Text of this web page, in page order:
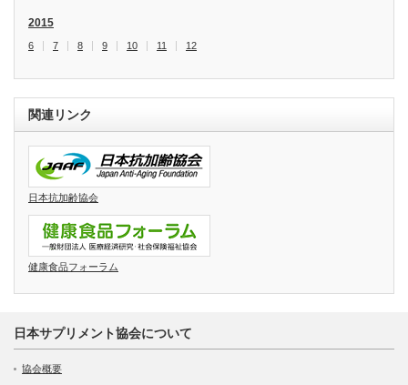
2015
6 7 8 9 10 11 12
関連リンク
日本抗加齢協会
健康食品フォーラム
日本サプリメント協会について
協会概要